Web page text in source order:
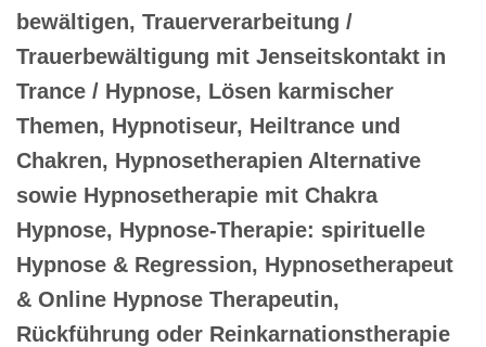
bewältigen, Trauerverarbeitung /
Trauerbewältigung mit Jenseitskontakt in
Trance / Hypnose, Lösen karmischer
Themen, Hypnotiseur, Heiltrance und
Chakren, Hypnosetherapien Alternative
sowie Hypnosetherapie mit Chakra
Hypnose, Hypnose-Therapie: spirituelle
Hypnose & Regression, Hypnosetherapeut
& Online Hypnose Therapeutin,
Rückführung oder Reinkarnationstherapie